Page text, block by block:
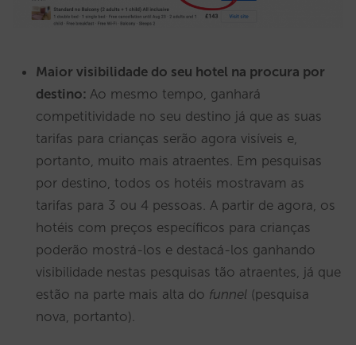
Maior visibilidade do seu hotel na procura por
destino: Ao mesmo tempo, ganhará
competitividade no seu destino já que as suas
tarifas para crianças serão agora visíveis e,
portanto, muito mais atraentes. Em pesquisas
por destino, todos os hotéis mostravam as
tarifas para 3 ou 4 pessoas. A partir de agora, os
hotéis com preços específicos para crianças
poderão mostrá-los e destacá-los ganhando
visibilidade nestas pesquisas tão atraentes, já que
estão na parte mais alta do funnel (pesquisa
nova, portanto).